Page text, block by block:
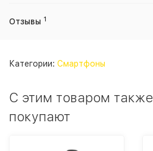
Отзывы 1
Категории: Смартфоны
С этим товаром также
покупают